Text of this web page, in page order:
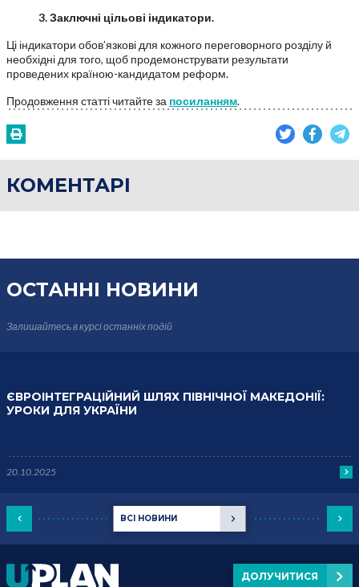
3. Заключні цільові індикатори.
Ці індикатори обов’язкові для кожного переговорного розділу й
необхідні для того, щоб продемонструвати результати
проведених країною-кандидатом реформ.
Продовження статті читайте за посиланням.
КОМЕНТАРІ
ОСТАННІ НОВИНИ
Залишайтесь в курсіостанніх подій
ВСІ НОВИНИ
ЄВРОІНТЕГРАЦІЙНИЙ ШЛЯХ ПІВНІЧНОЇ МАКЕДОНІЇ:
УРОКИ ДЛЯ УКРАЇНИ
20.10.2025
ДОЛУЧИТИСЯ